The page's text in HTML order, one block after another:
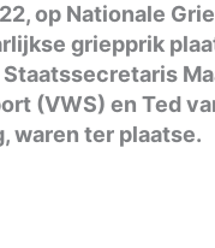
op Nationale
griepprik
(VWS) en Ted
waren ter plaatse.